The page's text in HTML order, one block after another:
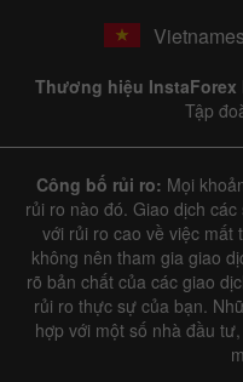
Thương hiệu InstaForex
Tập
Công bố rủi ro: Mọi
rủi ro nào đó. Giao dịch
với rủi ro cao về việc mất
không nên tham gia giao
rõ bản chất của các giao
rủi ro thực sự của bạn.
hợp với một số nhà đầu